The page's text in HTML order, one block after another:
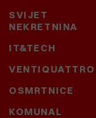
SVIJET
NEKRETNINA
IT&TECH
VENTIQUATTRO
OSMRTNICE
KOMUNAL